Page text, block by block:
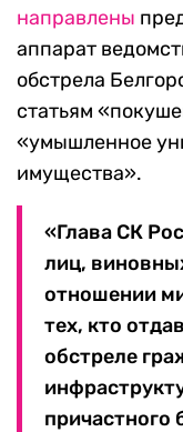
направлены
аппарат
обстрела
статьям
«умышленное
имущества».
«Глава СК
лиц,
отношении
тех, кто
обстреле
причастного